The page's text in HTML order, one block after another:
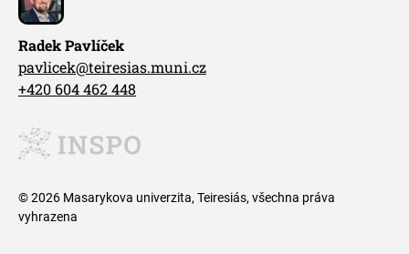
Radek Pavlíček
pavlicek@teiresias.muni.cz
+420 604 462 448
© 2026 Masarykova univerzita, Teiresiás, všechna práva
vyhrazena